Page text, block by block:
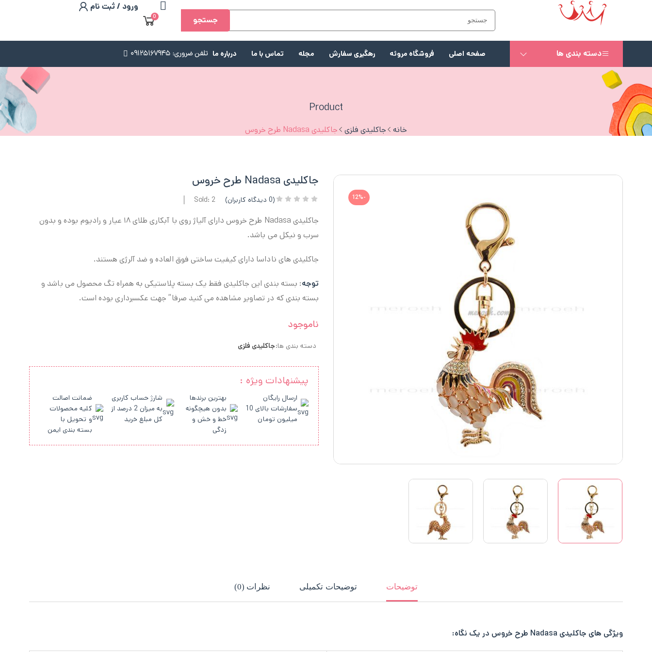
جستجو 0
ورود / ثبت نام
دسته بندی ها صفحه اصلی فروشگاه مروئه رهگیری سفارش مجله تماس با ما درباره ما تلفن ضروری: 09125167945
Product
خانه جاکلیدی فلزی جاکلیدی Nadasa طرح خروس
-12%
جاکلیدی Nadasa طرح خروس
(
0 دیدگاه کاربران) Sold: 2
جاکلیدی Nadasa طرح خروس دارای آلیاژ روی با آبکاری طلای ۱۸ عیار و رادیوم بوده و بدون
سرب و نیکل می باشد.
جاکلیدی های ناداسا دارای کیفیت ساختی فوق العاده و ضد آلرژی هستند.
توجه: بسته بندی این جاکلیدی فقط یک بسته پلاستیکی به همراه تگ محصول می باشد و
بسته بندی که در تصاویر مشاهده می کنید صرفا” جهت عکسبرداری بوده است.
ناموجود
دسته بندی ها:جاکلیدی فلزی
پیشنهادات ویژه :
ارسال رایگان
سفارشات بالای 10
میلیون تومان
بهترین برندها
بدون هیچگونه
خط و خش و
زدگی
شارژ حساب کاربری
به میزان 2 درصد از
کل مبلغ خرید
ضمانت اصالت
کلیه محصولات
و تحویل با
بسته بندی ایمن
توضیحات توضیحات تکمیلی نظرات (0)
ویژگی های جاکلیدی Nadasa طرح خروس در یک نگاه: